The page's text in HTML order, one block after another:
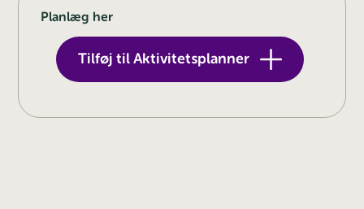
Planlæg her
Tilføj til Aktivitetsplanner